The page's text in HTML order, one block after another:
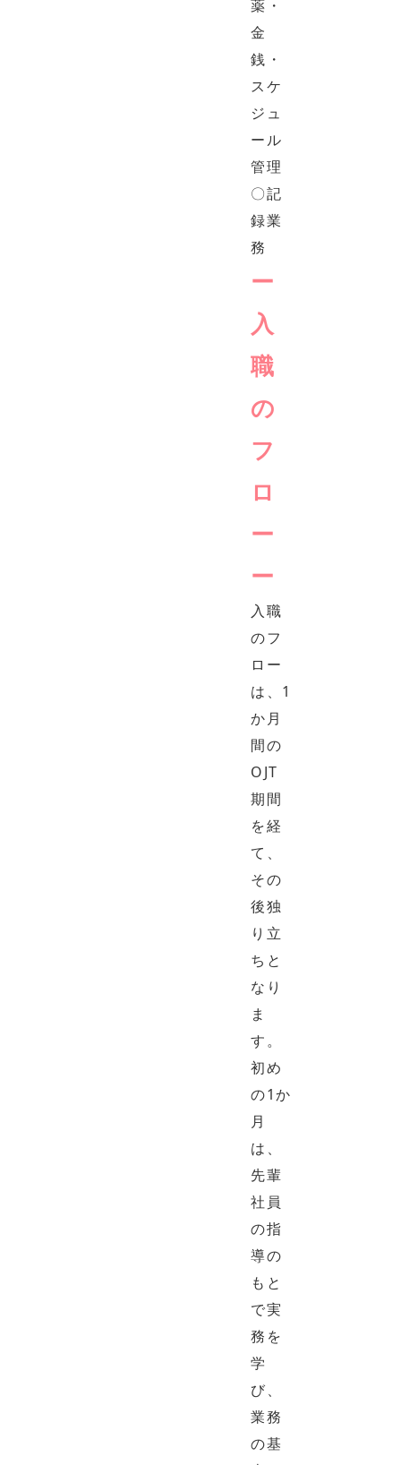
薬・
金
銭・
スケ
ジュ
ール
管理
〇記
録業
務
ー
入
職
の
フ
ロ
ー
ー
入職
のフ
ロー
は、1
か月
間の
OJT
期間
を経
て、
その
後独
り立
ちと
なり
ま
す。
初め
の1か
月
は、
先輩
社員
の指
導の
もと
で実
務を
学
び、
業務
の基